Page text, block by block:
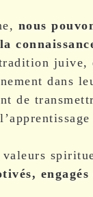
nous
dans
de
valeurs
engagés